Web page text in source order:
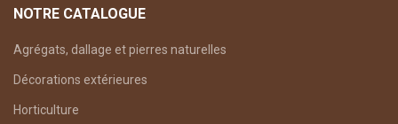
NOTRE CATALOGUE
Agrégats, dallage et pierres naturelles
Décorations extérieures
Horticulture